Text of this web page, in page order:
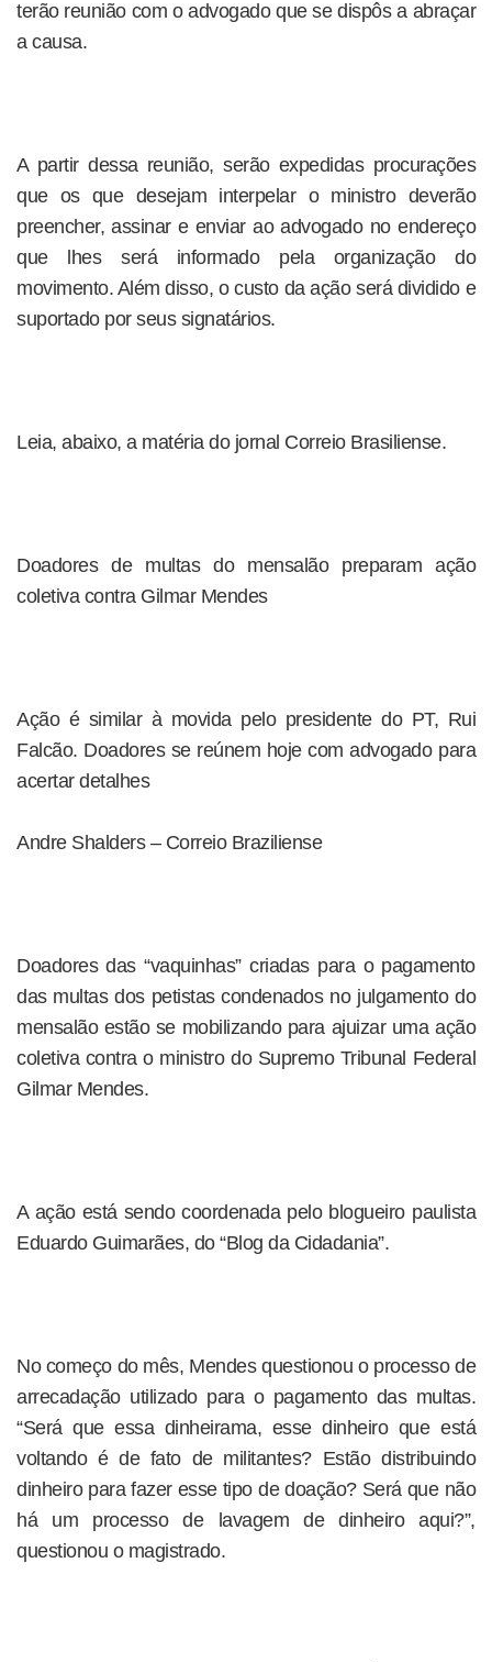
terão reunião com o advogado que se dispôs a abraçar
a causa.
A partir dessa reunião, serão expedidas procurações
que os que desejam interpelar o ministro deverão
preencher, assinar e enviar ao advogado no endereço
que lhes será informado pela organização do
movimento. Além disso, o custo da ação será dividido e
suportado por seus signatários.
Leia, abaixo, a matéria do jornal Correio Brasiliense.
Doadores de multas do mensalão preparam ação
coletiva contra Gilmar Mendes
Ação é similar à movida pelo presidente do PT, Rui
Falcão. Doadores se reúnem hoje com advogado para
acertar detalhes
Andre Shalders – Correio Braziliense
Doadores das “vaquinhas” criadas para o pagamento
das multas dos petistas condenados no julgamento do
mensalão estão se mobilizando para ajuizar uma ação
coletiva contra o ministro do Supremo Tribunal Federal
Gilmar Mendes.
A ação está sendo coordenada pelo blogueiro paulista
Eduardo Guimarães, do “Blog da Cidadania”.
No começo do mês, Mendes questionou o processo de
arrecadação utilizado para o pagamento das multas.
“Será que essa dinheirama, esse dinheiro que está
voltando é de fato de militantes? Estão distribuindo
dinheiro para fazer esse tipo de doação? Será que não
há um processo de lavagem de dinheiro aqui?”,
questionou o magistrado.